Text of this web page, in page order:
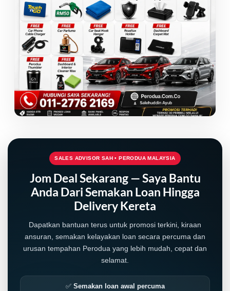
LIVE
SALES ADVISOR SAH • PERODUA MALAYSIA
Jom Deal Sekarang — Saya Bantu
Anda Dari Semakan Loan Hingga
Delivery Kereta
Dapatkan bantuan terus untuk promosi terkini, kiraan
ansuran, semakan kelayakan loan secara percuma dan
urusan tempahan Perodua yang lebih mudah, cepat dan
selamat.
✅ Semakan loan awal percuma